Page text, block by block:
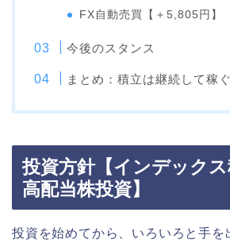
FX自動売買【＋5,805円】
今後のスタンス
まとめ：積立は継続して稼
投資方針【インデックス
高配当株投資】
投資を始めてから、いろいろと手を